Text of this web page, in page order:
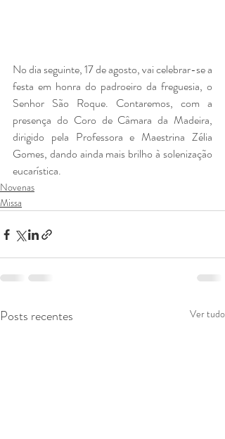
No dia seguinte, 17 de agosto, vai celebrar-se a
festa em honra do padroeiro da freguesia, o
Senhor São Roque. Contaremos, com a
presença do Coro de Câmara da Madeira,
dirigido pela Professora e Maestrina Zélia
Gomes, dando ainda mais brilho à solenização
eucarística.
Novenas
Missa
Posts recentes Ver tudo